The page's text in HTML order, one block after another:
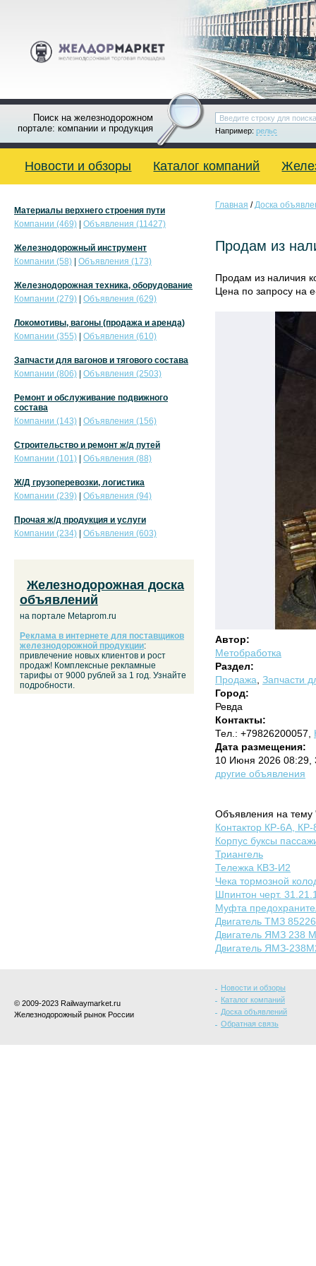
Поиск на железнодорожном
портале: компании и продукция
Например: рельс
Новости и обзоры Каталог компаний
Главная /Доска
Продам из
Продам из наличия
Цена по запросу на
Автор:
Метобработка
Раздел:
Продажа Запчасти
Город:
Ревда
Контакты:
Тел.: +79826200057,
Дата размещения:
10 Июня 2026 08:29,
другие объявления
Объявления на тему
Контактор КР-6А, КР-
Корпус буксы
Триангель
Тележка КВЗ-И2
Чека тормозной
Шпинтон черт.
Муфта
Двигатель ТМЗ
Двигатель ЯМЗ 238
Двигатель ЯМЗ-
Материалы верхнего строения пути
Компании (469)
Объявления (11427)
Железнодорожный инструмент
Компании (58)
Объявления (173)
Железнодорожная техника, оборудование
Компании (279)
Объявления (629)
Локомотивы, вагоны (продажа и аренда)
Компании (355)
Объявления (610)
Запчасти для вагонов и тягового состава
Компании (806)
Объявления (2503)
Ремонт и обслуживание подвижного
состава
Компании (143)
Объявления (156)
Строительство и ремонт ж/д путей
Компании (101)
Объявления (88)
Ж/Д грузоперевозки, логистика
Компании (239)
Объявления (94)
Прочая ж/д продукция и услуги
Компании (234)
Объявления (603)
Железнодорожная доска
объявлений
на портале Metaprom.ru
Реклама в интернете для поставщиков
железнодорожной продукции:
привлечение новых клиентов и рост
продаж! Комплексные рекламные
тарифы от 9000 рублей за 1 год. Узнайте
подробности.
© 2009-2023 Railwaymarket.ru
Железнодорожный рынок России
Новости и обзоры
Каталог компаний
Доска объявлений
Обратная связь